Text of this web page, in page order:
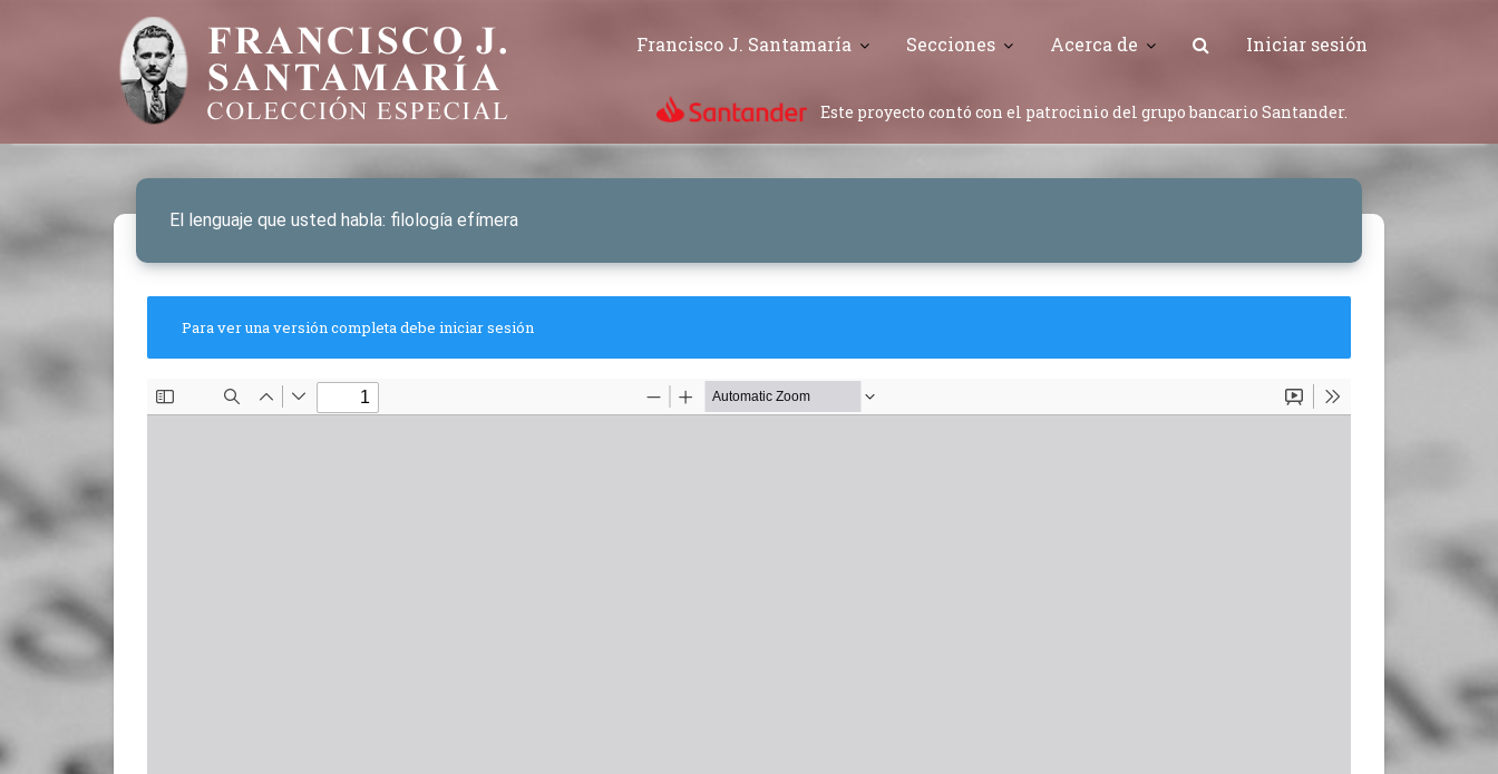
Francisco J. Santamaría Secciones Acerca de Iniciar sesión
Este proyecto contó con el patrocinio del grupo bancario Santander.
El lenguaje que usted habla: filología efímera
Para ver una versión completa debe iniciar sesión